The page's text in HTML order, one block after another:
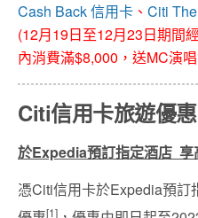
Cash Back 信用卡 、 Citi
(12月19日至12月23日期間
內消費滿$8,000，送MC演
Citi信用卡旅遊優惠
於Expedia預訂指定酒店 享
憑Citi信用卡於Expedia預訂
[1]